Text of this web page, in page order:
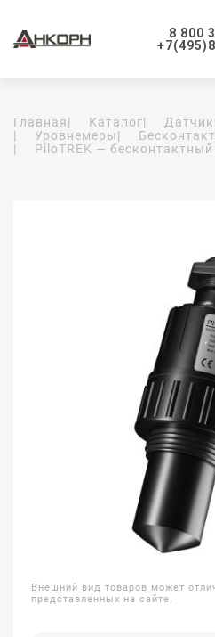
8 800
Главная| Каталог|
|
Уровнемеры|
|
PiloTREK —
Внешний вид товаров может
представленных на сайте.